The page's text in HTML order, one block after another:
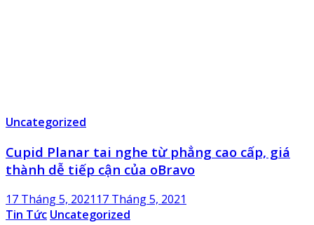
Uncategorized
Cupid Planar tai nghe từ phẳng cao cấp, giá
thành dễ tiếp cận của oBravo
17 Tháng 5, 2021 17 Tháng 5, 2021
Tin Tức Uncategorized